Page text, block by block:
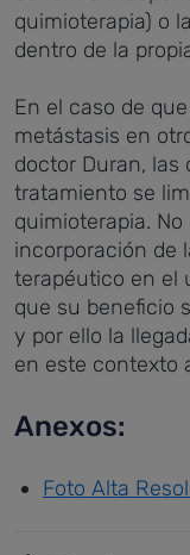
quimioterapia) o
dentro de la
En el caso de
metástasis en
doctor Duran, las
tratamiento se
quimioterapia.
incorporación de
terapéutico en el
que su beneficio
y por ello la
en este contexto
Anexos:
Foto Alta